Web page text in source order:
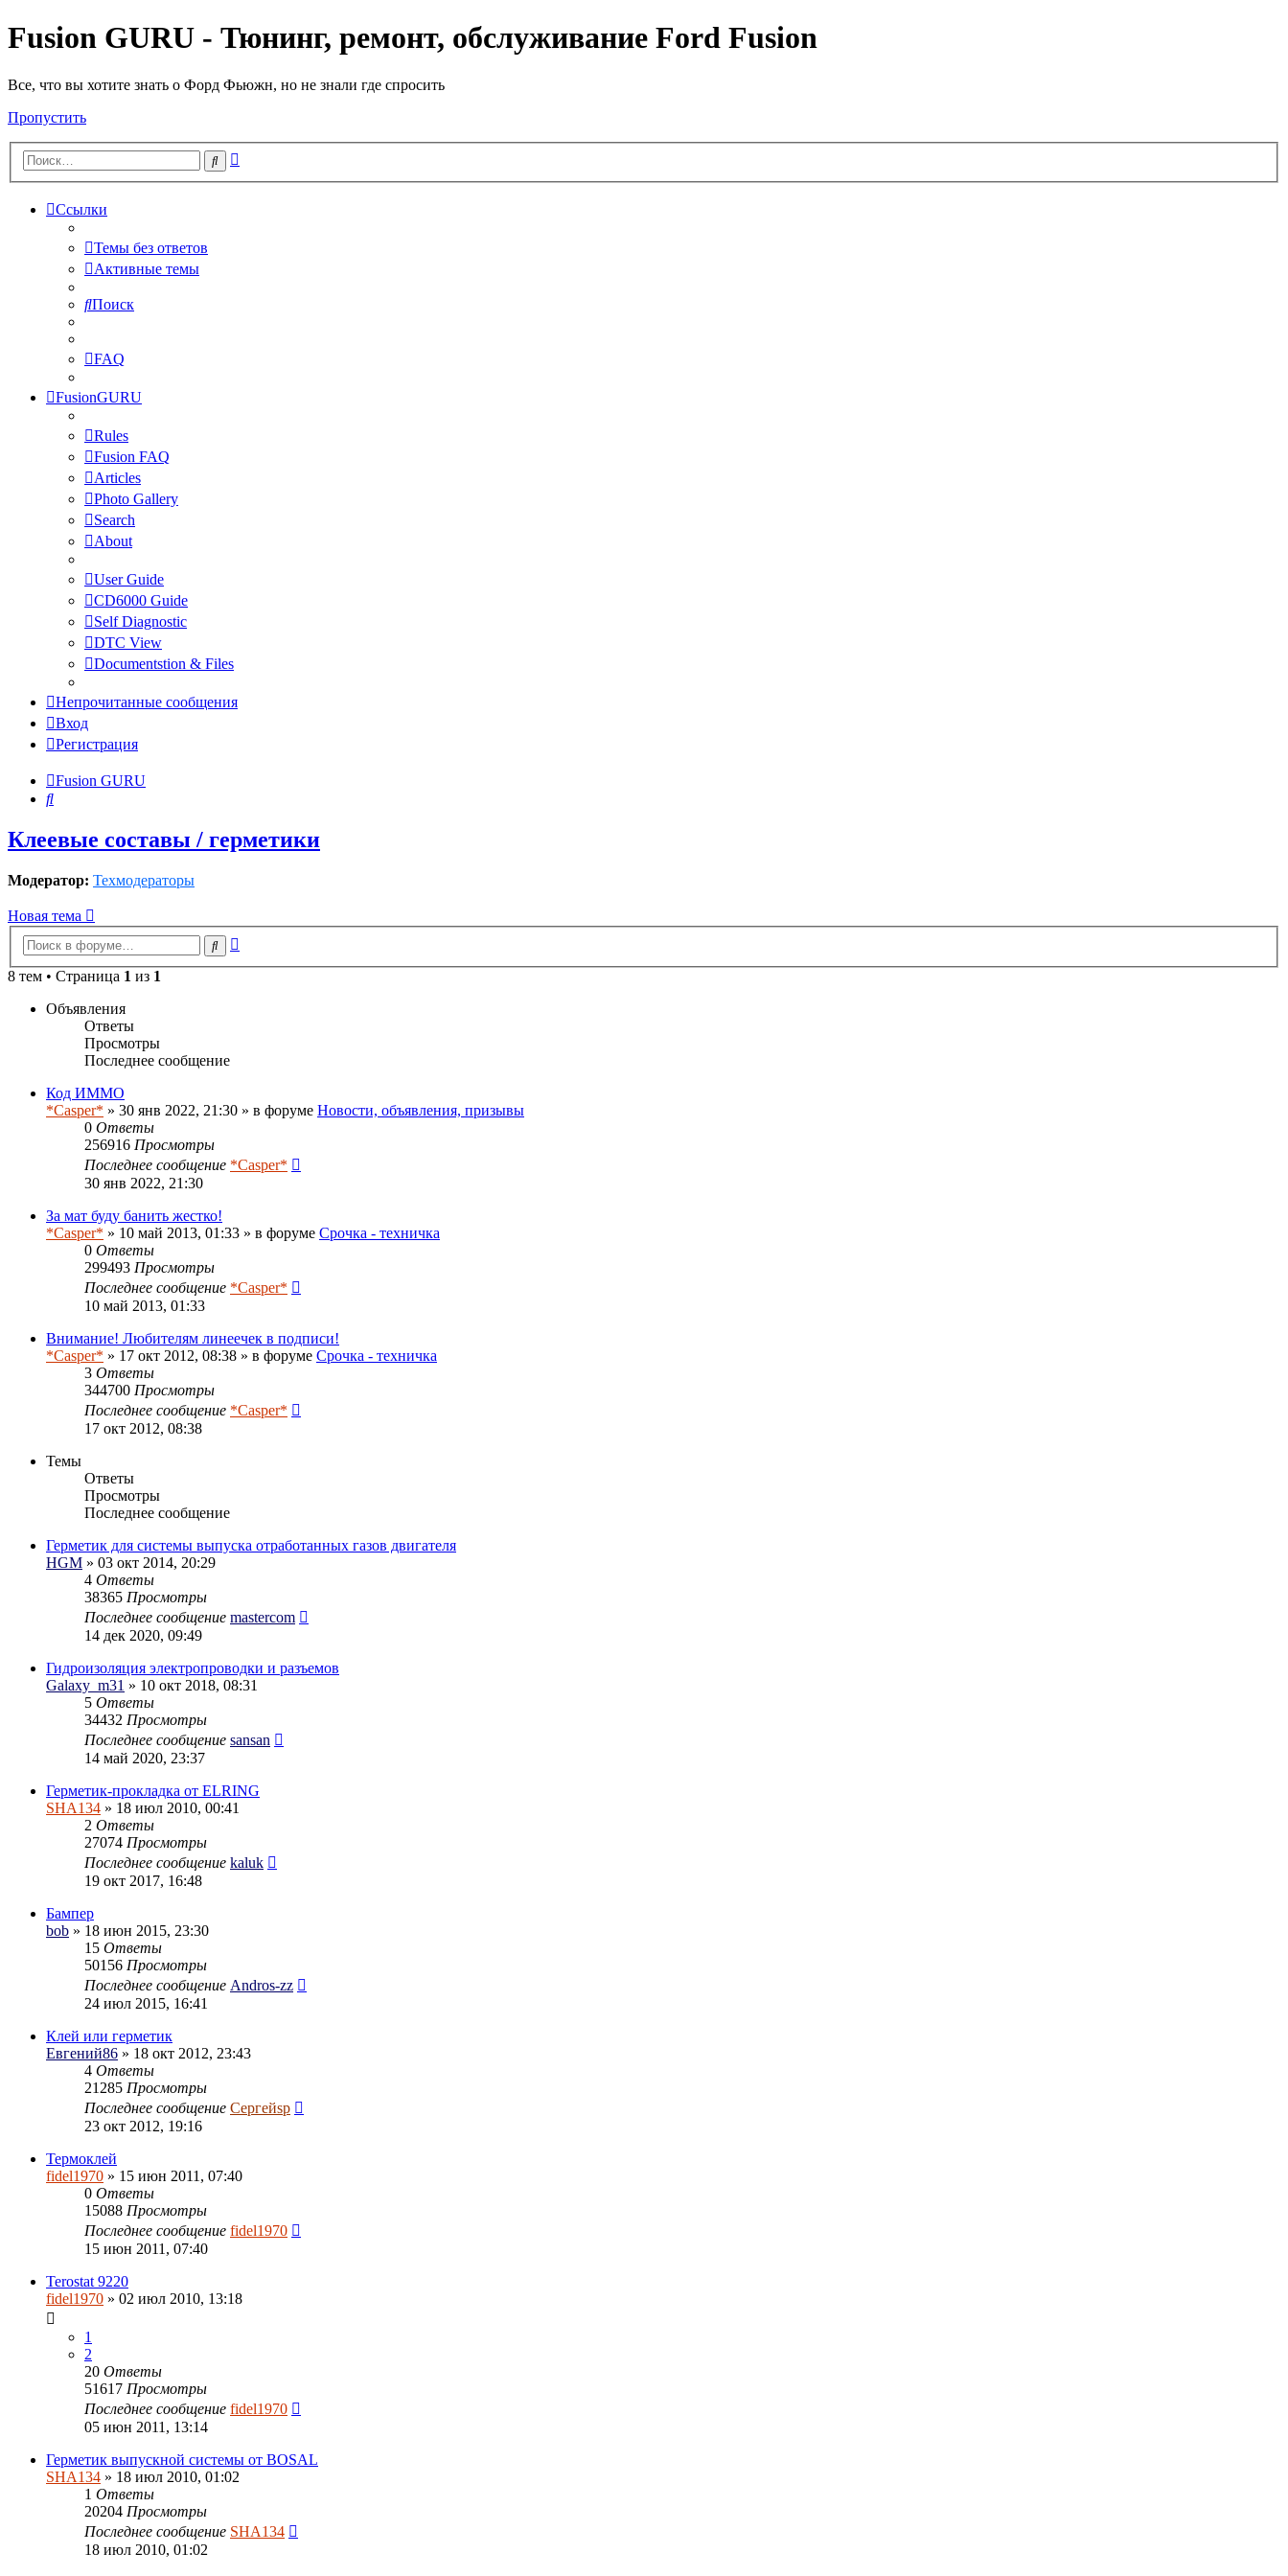
Fusion GURU - Тюнинг, ремонт, обслуживание Ford Fusion
Все, что вы хотите знать о Форд Фьюжн, но не знали где спросить
Пропустить
Поиск
Ссылки
Темы без ответов
Активные темы
Поиск
FAQ
FusionGURU
Rules
Fusion FAQ
Articles
Photo Gallery
Search
About
User Guide
CD6000 Guide
Self Diagnostic
DTC View
Documentstion & Files
Непрочитанные сообщения
Вход
Регистрация
Fusion GURU
Поиск
Клеевые составы / герметики
Модератор: Техмодераторы
Новая тема
Поиск
8 тем • Страница 1 из 1
Объявления
Ответы
Просмотры
Последнее сообщение
Код ИММО
*Casper* » 30 янв 2022, 21:30 » в форуме Новости, объявления, призывы
0 Ответы
256916 Просмотры
Последнее сообщение *Casper*
30 янв 2022, 21:30
За мат буду банить жестко!
*Casper* » 10 май 2013, 01:33 » в форуме Срочка - техничка
0 Ответы
299493 Просмотры
Последнее сообщение *Casper*
10 май 2013, 01:33
Внимание! Любителям линеечек в подписи!
*Casper* » 17 окт 2012, 08:38 » в форуме Срочка - техничка
3 Ответы
344700 Просмотры
Последнее сообщение *Casper*
17 окт 2012, 08:38
Темы
Ответы
Просмотры
Последнее сообщение
Герметик для системы выпуска отработанных газов двигателя
HGM » 03 окт 2014, 20:29
4 Ответы
38365 Просмотры
Последнее сообщение mastercom
14 дек 2020, 09:49
Гидроизоляция электропроводки и разъемов
Galaxy_m31 » 10 окт 2018, 08:31
5 Ответы
34432 Просмотры
Последнее сообщение sansan
14 май 2020, 23:37
Герметик-прокладка от ELRING
SHA134 » 18 июл 2010, 00:41
2 Ответы
27074 Просмотры
Последнее сообщение kaluk
19 окт 2017, 16:48
Бампер
bob » 18 июн 2015, 23:30
15 Ответы
50156 Просмотры
Последнее сообщение Andros-zz
24 июл 2015, 16:41
Клей или герметик
Евгений86 » 18 окт 2012, 23:43
4 Ответы
21285 Просмотры
Последнее сообщение Сергейsp
23 окт 2012, 19:16
Термоклей
fidel1970 » 15 июн 2011, 07:40
0 Ответы
15088 Просмотры
Последнее сообщение fidel1970
15 июн 2011, 07:40
Terostat 9220
fidel1970 » 02 июл 2010, 13:18
1
2
20 Ответы
51617 Просмотры
Последнее сообщение fidel1970
05 июн 2011, 13:14
Герметик выпускной системы от BOSAL
SHA134 » 18 июл 2010, 01:02
1 Ответы
20204 Просмотры
Последнее сообщение SHA134
18 июл 2010, 01:02